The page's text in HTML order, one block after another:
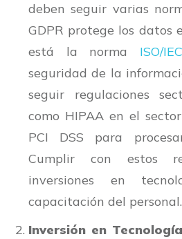
deben seguir varias
GDPR protege los datos
está la norma ISO/
seguridad de la
seguir regulaciones
como HIPAA en el
PCI DSS para
Cumplir con estos
inversiones en
capacitación del personal.
Inversión en